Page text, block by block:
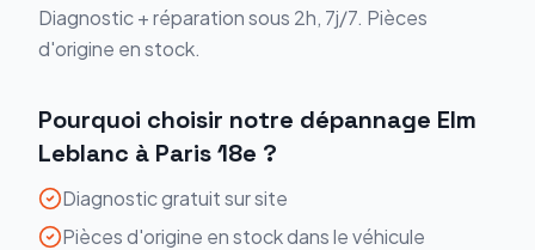
Diagnostic + réparation sous 2h, 7j/7. Pièces
d'origine en stock.
Pourquoi choisir notre dépannage Elm
Leblanc à Paris 18e ?
Diagnostic gratuit sur site
Pièces d'origine en stock dans le véhicule